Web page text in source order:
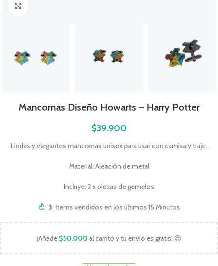
Mancornas Diseño Howarts – Harry Potter
$39.900
Lindas y elegantes mancornas unisex para usar con camisa y traje.
Material: Aleación de metal
Incluye: 2 x piezas de gemelos
3 Items vendidos en los últimos 15 Minutos
¡Añade $50.000 al carrito y tu envío es gratis! 😍